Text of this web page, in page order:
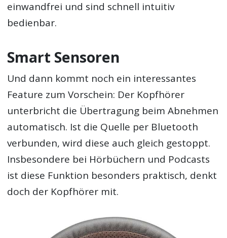
einwandfrei und sind schnell intuitiv
bedienbar.
Smart Sensoren
Und dann kommt noch ein interessantes
Feature zum Vorschein: Der Kopfhörer
unterbricht die Übertragung beim Abnehmen
automatisch. Ist die Quelle per Bluetooth
verbunden, wird diese auch gleich gestoppt.
Insbesondere bei Hörbüchern und Podcasts
ist diese Funktion besonders praktisch, denkt
doch der Kopfhörer mit.